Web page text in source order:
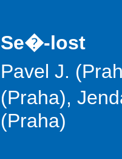
Se�-lost
Pavel J.
(Praha),
(Praha)